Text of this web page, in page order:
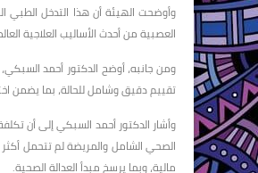
وأوضحت الهيئة أن هذا التدخل الطبي
العصبية من أحدث الأساليب العلاجية
ومن جانبه، أوضح الدكتور أحمد
تقييم دقيق وشامل للحالة، بما يضمن
مالية، وبما يرسخ مبدأ العدالة الصحية.